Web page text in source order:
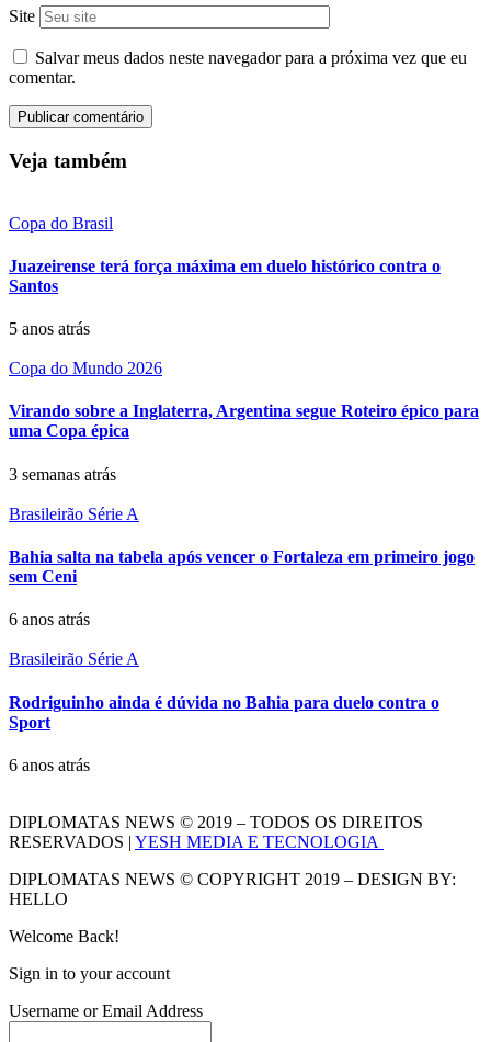
Site
Salvar meus dados neste navegador para a próxima vez que eu
comentar.
Veja também
Copa do Brasil
Juazeirense terá força máxima em duelo histórico contra o
Santos
5 anos atrás
Copa do Mundo 2026
Virando sobre a Inglaterra, Argentina segue Roteiro épico para
uma Copa épica
3 semanas atrás
Brasileirão Série A
Bahia salta na tabela após vencer o Fortaleza em primeiro jogo
sem Ceni
6 anos atrás
Brasileirão Série A
Rodriguinho ainda é dúvida no Bahia para duelo contra o
Sport
6 anos atrás
DIPLOMATAS NEWS © 2019 – TODOS OS DIREITOS
RESERVADOS | YESH MEDIA E TECNOLOGIA
DIPLOMATAS NEWS © COPYRIGHT 2019 – DESIGN BY:
HELLO
Welcome Back!
Sign in to your account
Username or Email Address